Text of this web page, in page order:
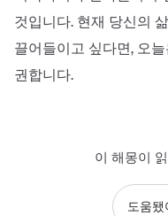
것입니다. 현재 당신의
끌어들이고 싶다면, 오
권합니다.
이 해몽이
도움됐